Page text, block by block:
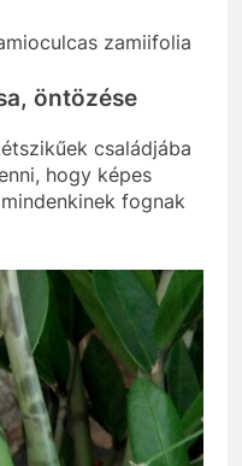
zamiifolia
öntözése
családjába
hogy képes
fognak